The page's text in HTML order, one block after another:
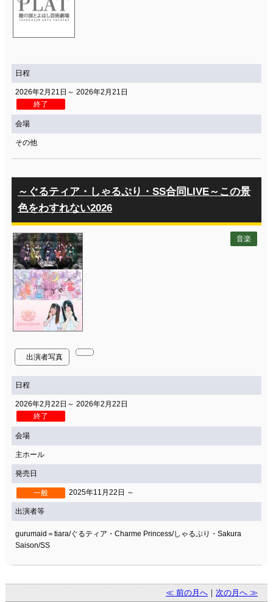
日程
2026年2月21日～ 2026年2月21日
終了
会場
その他
～ぐるティア・しゃるぷり・SS合同LIVE～この景
色をわすれない2026
出演者写真
音楽
日程
2026年2月22日～ 2026年2月22日
終了
会場
主ホール
発売日
一般 2025年11月22日 ～
出演者等
gurumaid＝tiara/ぐるティア・Charme Princess/しゃるぷり・Sakura
Saison/SS
≪ 前の月へ ｜次の月へ ≫